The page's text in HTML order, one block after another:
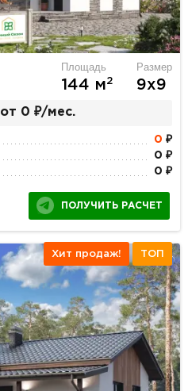
Площадь
144 м2
Размер
9х9
от 0 ₽/мес.
0 ₽
0 ₽
0 ₽
ПОЛУЧИТЬ РАСЧЕТ
Хит продаж! ТОП